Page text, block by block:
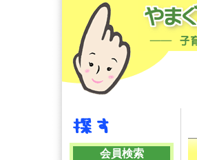
会員検索